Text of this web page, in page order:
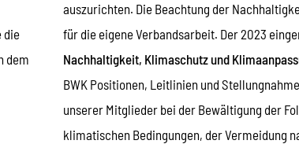
die
dem
auszurichten. Die Beachtung der
für die eigene Verbandsarbeit. Der 2023
Nachhaltigkeit, Klimaschutz und
BWK Positionen, Leitlinien und
unserer Mitglieder bei der Bewältigung der
klimatischen Bedingungen, der Vermeidung